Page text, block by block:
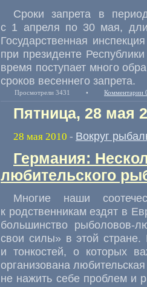
Сроки запрета в
с 1 апреля по 30 мая,
Государственная
при президенте
время поступает много
сроков весеннего запрета.
Просмотрели 3431 • Комментарии
Пятница, 28 мая
28 мая 2010 - Вокруг
Германия:
любительского
Многие наши
к родственникам ездят в
большинство рыболовов-
свои силы» в этой стране.
и тонкостей, о которых
организована
не нажить себе проблем и